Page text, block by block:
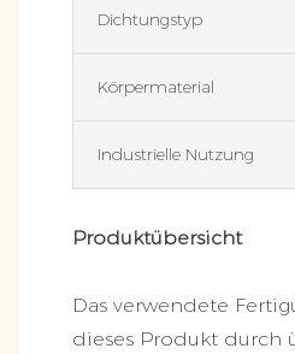
Dichtungstyp
Körpermaterial
Industrielle Nutzung
Produktübersicht
Das verwendete
dieses Produkt durch